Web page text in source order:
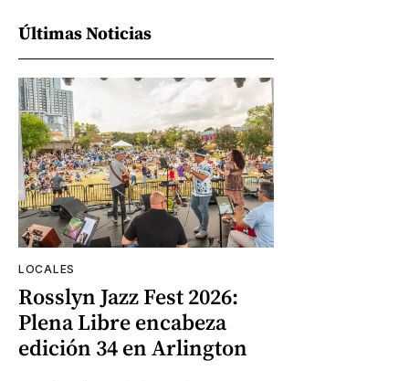
Últimas Noticias
LOCALES
Rosslyn Jazz Fest 2026:
Plena Libre encabeza
edición 34 en Arlington